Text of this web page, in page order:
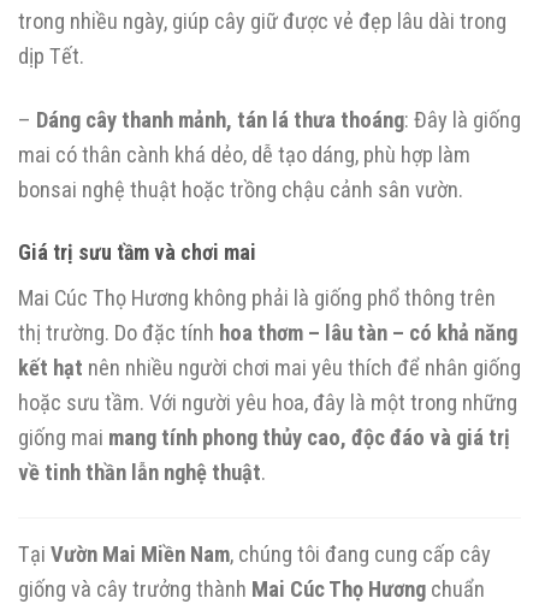
trong nhiều ngày, giúp cây giữ được vẻ đẹp lâu dài trong
dịp Tết.
– Dáng cây thanh mảnh, tán lá thưa thoáng: Đây là giống
mai có thân cành khá dẻo, dễ tạo dáng, phù hợp làm
bonsai nghệ thuật hoặc trồng chậu cảnh sân vườn.
Giá trị sưu tầm và chơi mai
Mai Cúc Thọ Hương không phải là giống phổ thông trên
thị trường. Do đặc tính hoa thơm – lâu tàn – có khả năng
kết hạt nên nhiều người chơi mai yêu thích để nhân giống
hoặc sưu tầm. Với người yêu hoa, đây là một trong những
giống mai mang tính phong thủy cao, độc đáo và giá trị
về tinh thần lẫn nghệ thuật.
Tại Vườn Mai Miền Nam, chúng tôi đang cung cấp cây
giống và cây trưởng thành Mai Cúc Thọ Hương chuẩn